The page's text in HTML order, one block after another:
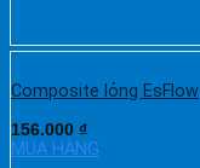
Composite lỏng EsFlow
156.000 ₫
MUA HÀNG